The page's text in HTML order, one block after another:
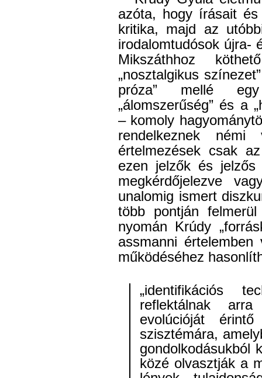
azóta, hogy írásait
kritika, majd az
irodalomtudósok újra-
Mikszáthhoz
„nosztalgikus
próza” mellé
„álomszerűség” és a
– komoly
rendelkeznek némi
értelmezések csak
ezen jelzők és jelzős
megkérdőjelezve
unalomig ismert
több pontján
nyomán Krúdy
assmanni
működéséhez
„identifikációs
reflektálnak
evolúcióját
szisztémára,
gondolkodásukból
közé olvasztják a